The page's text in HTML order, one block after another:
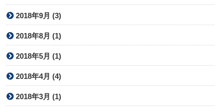
2018年9月 (3)
2018年8月 (1)
2018年5月 (1)
2018年4月 (4)
2018年3月 (1)